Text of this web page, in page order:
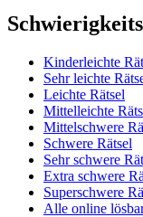
Kinderleichte
Sehr leichte
Leichte Rätsel
Mittelleichte
Mittelschwere
Schwere Rätsel
Sehr schwere
Extra schwere
Superschwere
Alle online